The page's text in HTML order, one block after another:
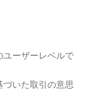
ユーザーレベルで
づいた取引の意思